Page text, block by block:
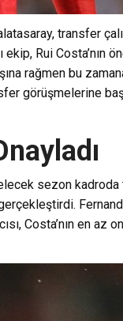
transfer
ekip, Rui Costa’nın
rağmen bu
görüşmelerine
sezon
Costa’nın en az